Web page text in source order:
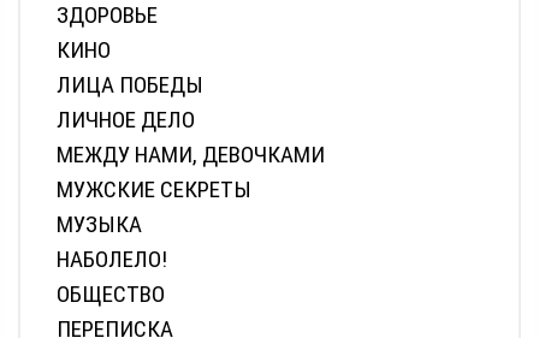
ЗДОРОВЬЕ
КИНО
ЛИЦА ПОБЕДЫ
ЛИЧНОЕ ДЕЛО
МЕЖДУ НАМИ, ДЕВОЧКАМИ
МУЖСКИЕ СЕКРЕТЫ
МУЗЫКА
НАБОЛЕЛО!
ОБЩЕСТВО
ПЕРЕПИСКА